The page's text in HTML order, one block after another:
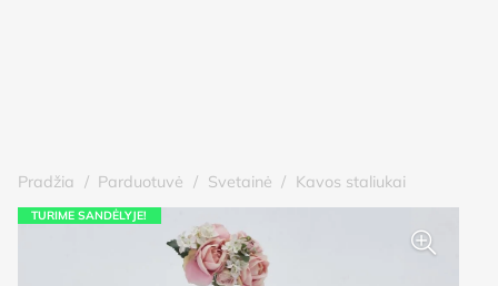
Pradžia / Parduotuvė / Svetainė / Kavos staliukai
TURIME SANDĖLYJE!